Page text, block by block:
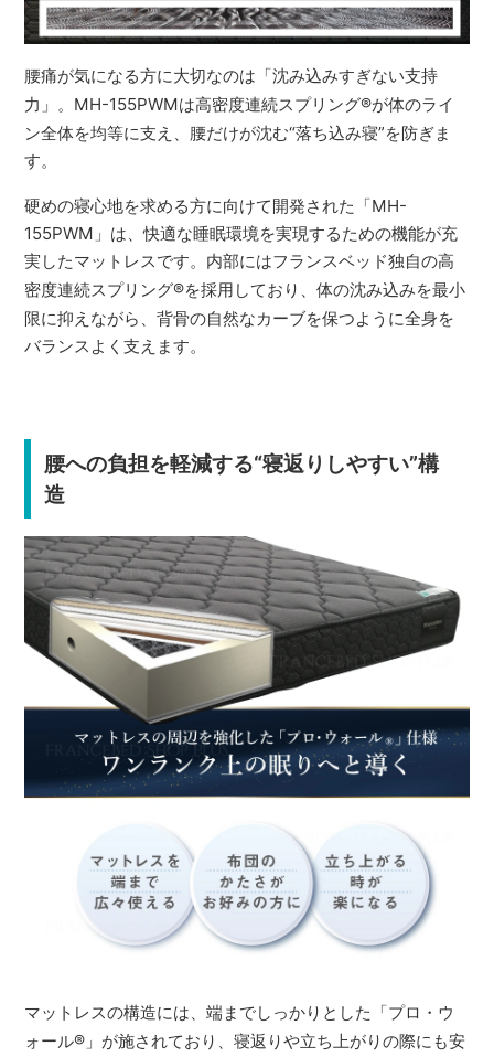
腰痛が気になる方に大切なのは「沈み込みすぎない支持
力」。MH-155PWMは高密度連続スプリング®が体のライ
ン全体を均等に支え、腰だけが沈む“落ち込み寝”を防ぎま
す。
硬めの寝心地を求める方に向けて開発された「MH-
155PWM」は、快適な睡眠環境を実現するための機能が充
実したマットレスです。内部にはフランスベッド独自の高
密度連続スプリング®を採用しており、体の沈み込みを最小
限に抑えながら、背骨の自然なカーブを保つように全身を
バランスよく支えます。
腰への負担を軽減する“寝返りしやすい”構
造
マットレスの構造には、端までしっかりとした「プロ・ウ
ォール® 」が施されており、寝返りや立ち上がりの際にも安